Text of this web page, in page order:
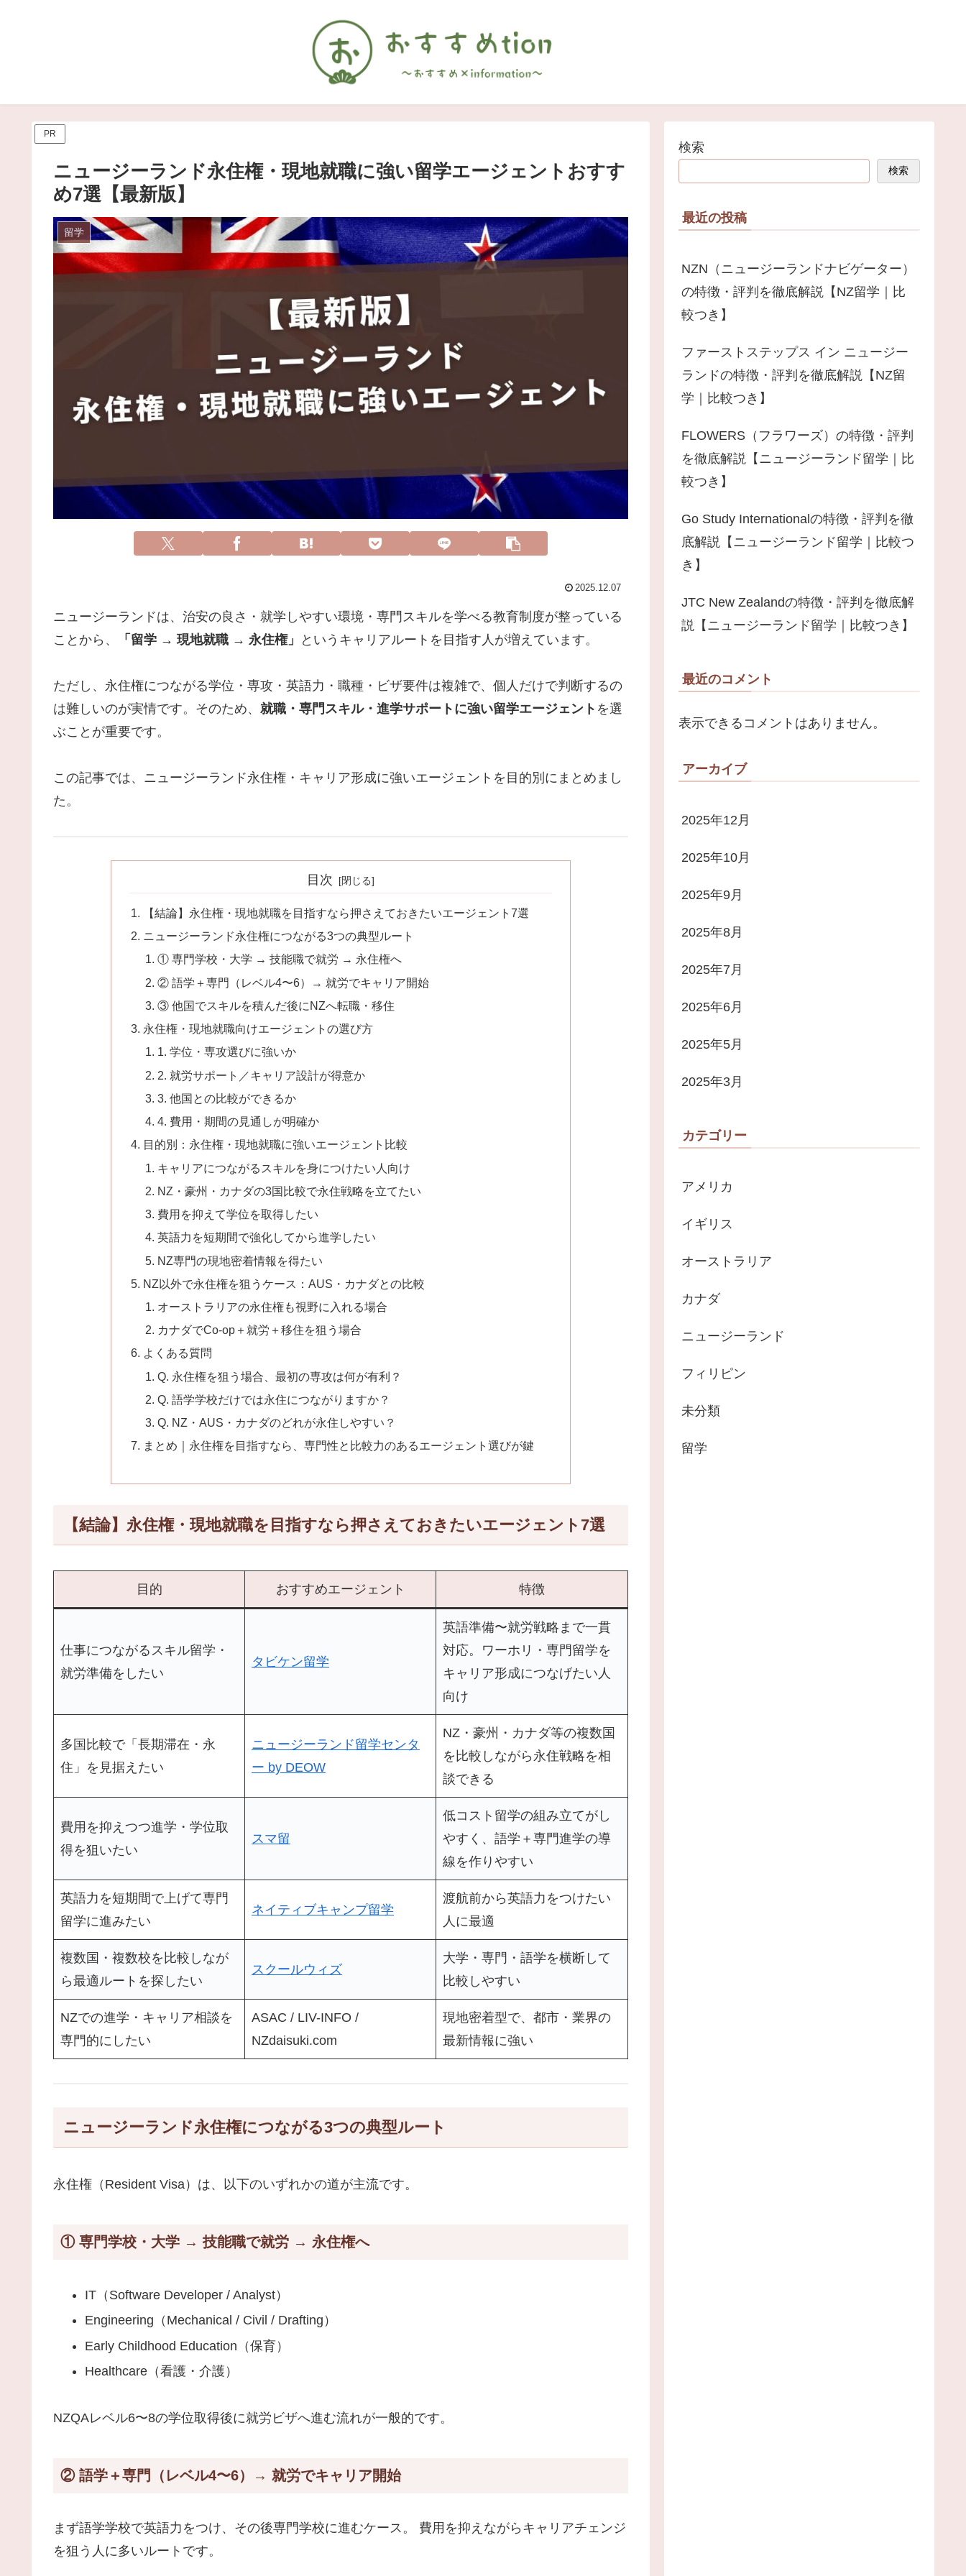
PR
ニュージーランド永住権・現地就職に強い留学エージェントおすす
め7選【最新版】
留学
2025.12.07
ニュージーランドは、治安の良さ・就学しやすい環境・専門スキルを学べる教育制度が整っている
ことから、
「留学 → 現地就職 → 永住権」 というキャリアルートを目指す人が増えています。
ただし、永住権につながる学位・専攻・英語力・職種・ビザ要件は複雑で、個人だけで判断するの
は難しいのが実情です。そのため、 就職・専門スキル・進学サポートに強い留学エージェント を選
ぶことが重要です。
この記事では、ニュージーランド永住権・キャリア形成に強いエージェントを目的別にまとめまし
た。
目次
【結論】永住権・現地就職を目指すなら押さえておきたいエージェント7選
ニュージーランド永住権につながる3つの典型ルート
① 専門学校・大学 → 技能職で就労 → 永住権へ
② 語学＋専門（レベル4〜6）→ 就労でキャリア開始
③ 他国でスキルを積んだ後にNZへ転職・移住
永住権・現地就職向けエージェントの選び方
1. 学位・専攻選びに強いか
2. 就労サポート／キャリア設計が得意か
3. 他国との比較ができるか
4. 費用・期間の見通しが明確か
目的別：永住権・現地就職に強いエージェント比較
キャリアにつながるスキルを身につけたい人向け
NZ・豪州・カナダの3国比較で永住戦略を立てたい
費用を抑えて学位を取得したい
英語力を短期間で強化してから進学したい
NZ専門の現地密着情報を得たい
NZ以外で永住権を狙うケース：AUS・カナダとの比較
オーストラリアの永住権も視野に入れる場合
カナダでCo-op＋就労＋移住を狙う場合
よくある質問
Q. 永住権を狙う場合、最初の専攻は何が有利？
Q. 語学学校だけでは永住につながりますか？
Q. NZ・AUS・カナダのどれが永住しやすい？
まとめ｜永住権を目指すなら、専門性と比較力のあるエージェント選びが鍵
【結論】永住権・現地就職を目指すなら押さえておきたいエージェント7選
目的 おすすめエージェント 特徴
仕事につながるスキル留学・
就労準備をしたい
タビケン留学
英語準備〜就労戦略まで一貫
対応。ワーホリ・専門留学を
キャリア形成につなげたい人
向け
多国比較で「長期滞在・永
住」を見据えたい
ニュージーランド留学センタ
ー by DEOW
NZ・豪州・カナダ等の複数国
を比較しながら永住戦略を相
談できる
費用を抑えつつ進学・学位取
得を狙いたい
スマ留
低コスト留学の組み立てがし
やすく、語学＋専門進学の導
線を作りやすい
英語力を短期間で上げて専門
留学に進みたい
ネイティブキャンプ留学
渡航前から英語力をつけたい
人に最適
複数国・複数校を比較しなが
ら最適ルートを探したい
スクールウィズ
大学・専門・語学を横断して
比較しやすい
NZでの進学・キャリア相談を
専門的にしたい
ASAC / LIV-INFO /
NZdaisuki.com
現地密着型で、都市・業界の
最新情報に強い
ニュージーランド永住権につながる3つの典型ルート
永住権（Resident Visa）は、以下のいずれかの道が主流です。
① 専門学校・大学 → 技能職で就労 → 永住権へ
IT（Software Developer / Analyst）
Engineering（Mechanical / Civil / Drafting）
Early Childhood Education（保育）
Healthcare（看護・介護）
NZQAレベル6〜8の学位取得後に就労ビザへ進む流れが一般的です。
② 語学＋専門（レベル4〜6）→ 就労でキャリア開始
まず語学学校で英語力をつけ、その後専門学校に進むケース。 費用を抑えながらキャリアチェンジ
を狙う人に多いルートです。
検索
検索
最近の投稿
NZN（ニュージーランドナビゲーター）
の特徴・評判を徹底解説【NZ留学｜比
較つき】
ファーストステップス イン ニュージー
ランドの特徴・評判を徹底解説【NZ留
学｜比較つき】
FLOWERS（フラワーズ）の特徴・評判
を徹底解説【ニュージーランド留学｜比
較つき】
Go Study Internationalの特徴・評判を徹
底解説【ニュージーランド留学｜比較つ
き】
JTC New Zealandの特徴・評判を徹底解
説【ニュージーランド留学｜比較つき】
最近のコメント
表示できるコメントはありません。
アーカイブ
2025年12月
2025年10月
2025年9月
2025年8月
2025年7月
2025年6月
2025年5月
2025年3月
カテゴリー
アメリカ
イギリス
オーストラリア
カナダ
ニュージーランド
フィリピン
未分類
留学